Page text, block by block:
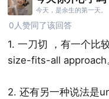
今天，是余生的第一天。
0人赞同了该回答
1. 一刀切 ，有一个比
size-fits-all approach
2. 还有另一种说法是